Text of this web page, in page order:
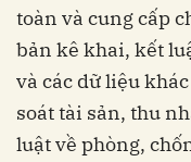
toàn và cung cấp
bản kê khai, kết
và các dữ liệu
soát tài sản, thu
luật về phòng,